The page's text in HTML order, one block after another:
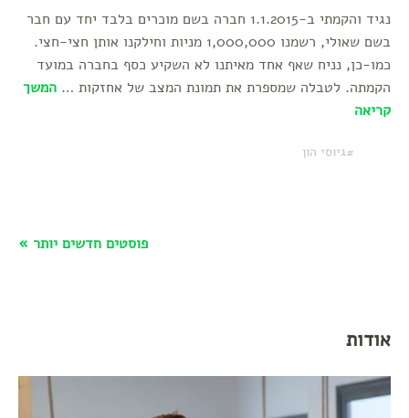
נגיד והקמתי ב-1.1.2015 חברה בשם מוכרים בלבד יחד עם חבר
בשם שאולי, רשמנו 1,000,000 מניות וחילקנו אותן חצי-חצי.
כמו-כן, נניח שאף אחד מאיתנו לא השקיע כסף בחברה במועד
הקמתה. לטבלה שמספרת את תמונת המצב של אחזקות … המשך
קריאה
גיוסי הון
פוסטים חדשים יותר »
אודות